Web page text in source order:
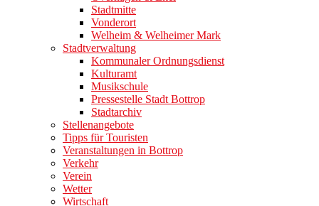
Stadtmitte
Vonderort
Welheim & Welheimer Mark
Stadtverwaltung
Kommunaler Ordnungsdienst
Kulturamt
Musikschule
Pressestelle Stadt Bottrop
Stadtarchiv
Stellenangebote
Tipps für Touristen
Veranstaltungen in Bottrop
Verkehr
Verein
Wetter
Wirtschaft